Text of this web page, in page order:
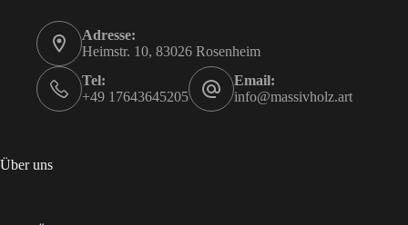
Adresse:
Heimstr. 10, 83026 Rosenheim
Tel:
+49 17643645205
Email:
info@massivholz.art
Über uns